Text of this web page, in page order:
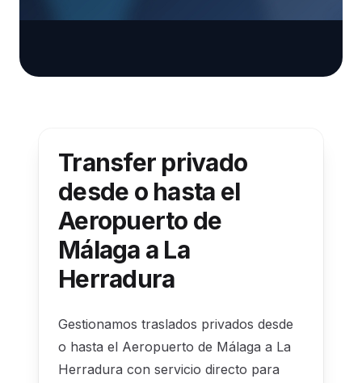
Transfer privado
desde o hasta el
Aeropuerto de
Málaga a La
Herradura
Gestionamos traslados privados desde
o hasta el Aeropuerto de Málaga a La
Herradura con servicio directo para